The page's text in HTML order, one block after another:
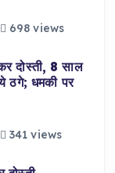
698 views
दोस्ती, 8 साल
ठगे; धमकी पर
341 views